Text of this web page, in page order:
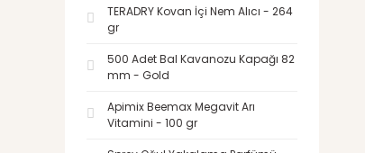
TERADRY Kovan İçi Nem Alıcı - 264
gr
500 Adet Bal Kavanozu Kapağı 82
mm - Gold
Apimix Beemax Megavit Arı
Vitamini - 100 gr